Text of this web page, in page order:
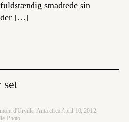
smadrede sin
[…]
set
d'Urville, Antarctica April 10, 2012.
Photo